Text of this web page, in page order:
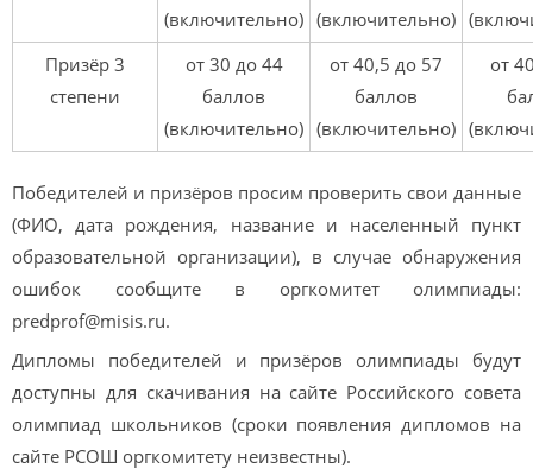
(включительно) (включительно)
Призёр 3
степени
от 30 до 44
баллов
(включительно)
от 40,5 до 57
баллов
(включительно)
от
Победителей и призёров просим проверить свои данные
(ФИО, дата рождения, название и населенный пункт
образовательной организации), в случае обнаружения
ошибок сообщите в оргкомитет олимпиады:
predprof@misis.ru.
Дипломы победителей и призёров олимпиады будут
доступны для скачивания на сайте Российского совета
олимпиад школьников (сроки появления дипломов на
сайте РСОШ оргкомитету неизвестны).